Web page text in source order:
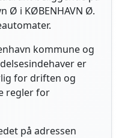
Ø i KØBENHAVN Ø.
kommune og
er
for driften og
regler for
på adressen